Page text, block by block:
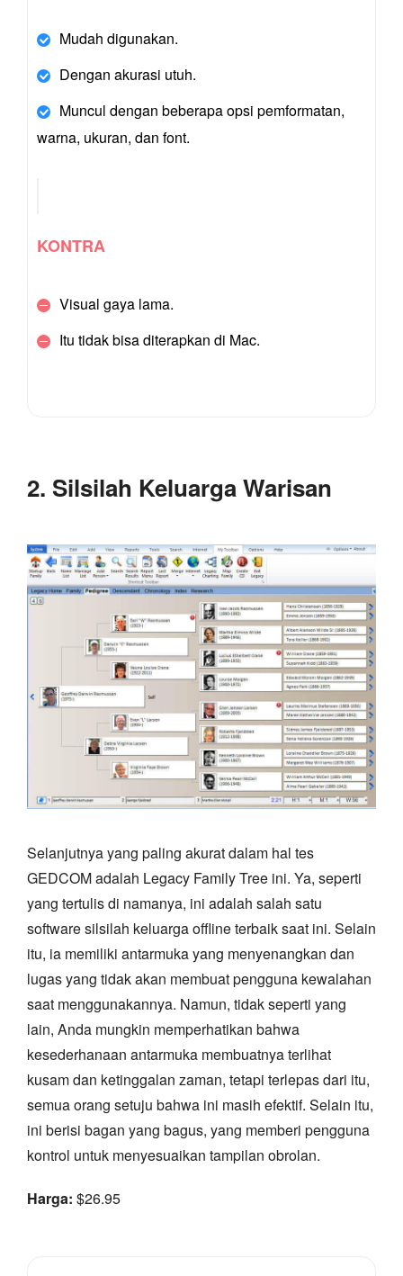
Mudah digunakan.
Dengan akurasi utuh.
Muncul dengan beberapa opsi pemformatan,
warna, ukuran, dan font.
KONTRA
Visual gaya lama.
Itu tidak bisa diterapkan di Mac.
2. Silsilah Keluarga Warisan
Selanjutnya yang paling akurat dalam hal tes
GEDCOM adalah Legacy Family Tree ini. Ya, seperti
yang tertulis di namanya, ini adalah salah satu
software silsilah keluarga offline terbaik saat ini. Selain
itu, ia memiliki antarmuka yang menyenangkan dan
lugas yang tidak akan membuat pengguna kewalahan
saat menggunakannya. Namun, tidak seperti yang
lain, Anda mungkin memperhatikan bahwa
kesederhanaan antarmuka membuatnya terlihat
kusam dan ketinggalan zaman, tetapi terlepas dari itu,
semua orang setuju bahwa ini masih efektif. Selain itu,
ini berisi bagan yang bagus, yang memberi pengguna
kontrol untuk menyesuaikan tampilan obrolan.
Harga: $26.95